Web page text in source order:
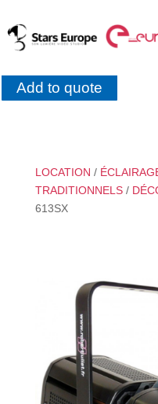
Add to quote
LOCATION /
TRADITIONNELS/
613SX